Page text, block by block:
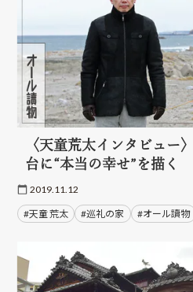
〈天童荒太インタビュー
台に“本当の幸せ”を描く
2019.11.12
#天童 荒太 #巡礼の家 #オール讀物